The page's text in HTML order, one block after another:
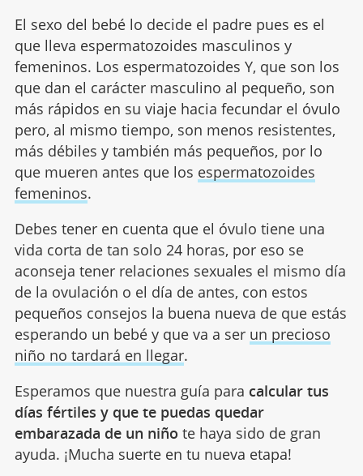
El sexo del bebé lo decide el padre pues es el
que lleva espermatozoides masculinos y
femeninos. Los espermatozoides Y, que son los
que dan el carácter masculino al pequeño, son
más rápidos en su viaje hacia fecundar el óvulo
pero, al mismo tiempo, son menos resistentes,
más débiles y también más pequeños, por lo
que mueren antes que los espermatozoides
femeninos.
Debes tener en cuenta que el óvulo tiene una
vida corta de tan solo 24 horas, por eso se
aconseja tener relaciones sexuales el mismo día
de la ovulación o el día de antes, con estos
pequeños consejos la buena nueva de que estás
esperando un bebé y que va a ser un precioso
niño no tardará en llegar.
Esperamos que nuestra guía para calcular tus
días fértiles y que te puedas quedar
embarazada de un niño te haya sido de gran
ayuda. ¡Mucha suerte en tu nueva etapa!